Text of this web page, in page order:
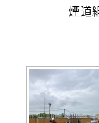
煙道